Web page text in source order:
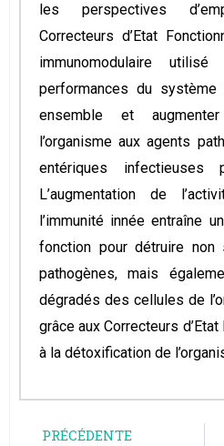
les perspectives
Correcteurs d’Etat
immunomodulaire
performances du système
ensemble et
l’organisme aux agents
entériques infectieuses
L’augmentation de
l’immunité innée entraîne
fonction pour détruire non
pathogènes, mais
dégradés des cellules de
grâce aux Correcteurs
à la détoxification de
PRÉCÉDENTE